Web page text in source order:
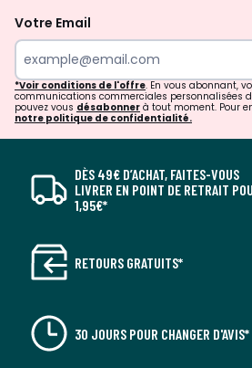
Votre Email
*Voir conditions de l'offre. En vous abonnant,
communications commerciales personnalisées
pouvez vous désabonner à tout moment. Pour
notre politique de confidentialité.
DÈS 49€ D’ACHAT, FAITES-VOUS
LIVRER EN POINT DE RETRAIT
1,95€*
RETOURS GRATUITS*
30 JOURS POUR CHANGER D'AVIS*